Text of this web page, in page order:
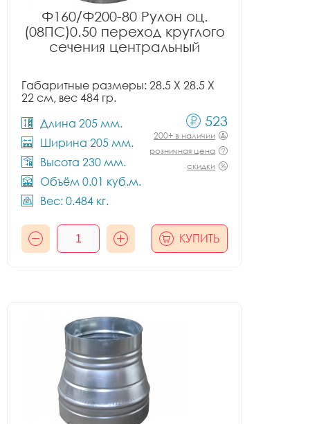
Ф160/Ф200-80 Рулон оц.
(08ПС)0.50 переход круглого
сечения центральный
Габаритные размеры: 28.5 X 28.5 X
22 см, вес 484 гр.
Длина 205 мм.
Ширина 205 мм.
Высота 230 мм.
Объём 0.01 куб.м.
Вес: 0.484 кг.
523
200+ в наличии
розничная цена
скидки
КУПИТЬ